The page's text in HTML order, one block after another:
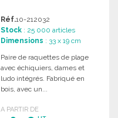
Réf.10-212032
Stock : 25 000 articles
Dimensions : 33 x 19 cm
Paire de raquettes de plage
avec échiquiers, dames et
ludo intégrés. Fabriqué en
bois, avec un...
A PARTIR DE